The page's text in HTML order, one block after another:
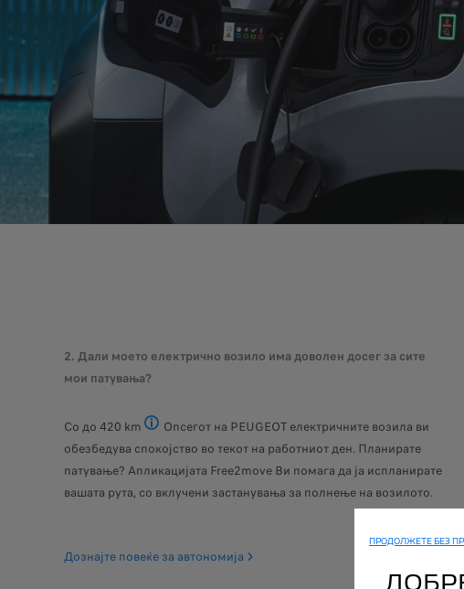
2. Дали моето електрично возило има доволен досег за сите
мои патувања?
Со до 420 km
вредностите за досег и потрошувачка на
Опсегот на PEUGEOT електричните возила ви
обезбедува спокојство во текот на работниот ден. Планирате
патување? Апликацијата Free2move Ви помага да ја испланирате
вашата рута, со вклучени застанувања за полнење на возилото.
Дознајте повеќе за автономија
ПРОДОЛЖЕТЕ БЕЗ